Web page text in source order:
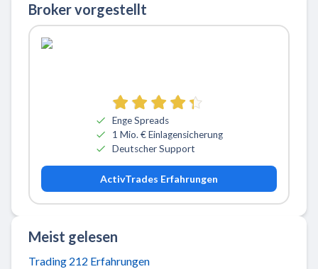
Broker vorgestellt
Enge Spreads
1 Mio. € Einlagensicherung
Deutscher Support
ActivTrades Erfahrungen
Meist gelesen
Trading 212 Erfahrungen